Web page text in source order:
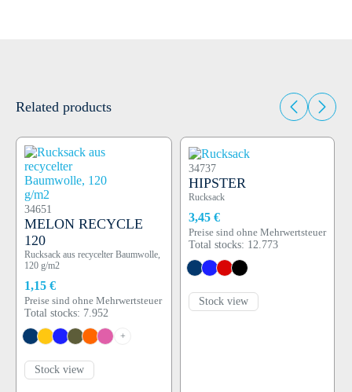
Related products
34651
MELON RECYCLE
120
Rucksack aus recycelter Baumwolle,
120 g/m2
1,15 €
Preise sind ohne Mehrwertsteuer
Total stocks: 7.952
+
Stock view
34737
HIPSTER
Rucksack
3,45 €
Preise sind ohne Mehrwertsteuer
Total stocks: 12.773
Stock view